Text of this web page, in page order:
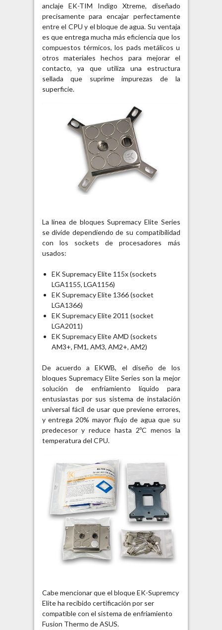
anclaje EK-TIM Indigo Xtreme, diseñado
precisamente para encajar perfectamente
entre el CPU y el bloque de agua. Su ventaja
es que entrega mucha más eficiencia que los
compuestos térmicos, los pads metálicos u
otros materiales hechos para mejorar el
contacto, ya que utiliza una estructura
sellada que suprime impurezas de la
superficie.
La línea de bloques Supremacy Elite Series
se divide dependiendo de su compatibilidad
con los sockets de procesadores más
usados:
EK Supremacy Elite 115x (sockets
LGA1155, LGA1156)
EK Supremacy Elite 1366 (socket
LGA1366)
EK Supremacy Elite 2011 (socket
LGA2011)
EK Supremacy Elite AMD (sockets
AM3+, FM1, AM3, AM2+, AM2)
De acuerdo a EKWB, el diseño de los
bloques Supremacy Elite Series son la mejor
solución de enfriamiento líquido para
entusiastas por sus sistema de instalación
universal fácil de usar que previene errores,
y entrega 20% mayor flujo de agua que su
predecesor y reduce hasta 2ºC menos la
temperatura del CPU.
Cabe mencionar que el bloque EK-Supremcy
Elite ha recibido certificación por ser
compatible con el sistema de enfriamiento
Fusion Thermo de ASUS.